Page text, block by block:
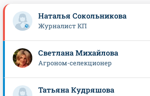
Наталья Сокольникова
Журналист КП
Светлана Михайлова
Агроном-селекционер
Татьяна Кудряшова